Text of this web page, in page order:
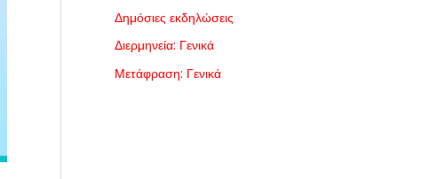
Δημόσιες εκδηλώσεις
Διερμηνεία: Γενικά
Μετάφραση: Γενικά